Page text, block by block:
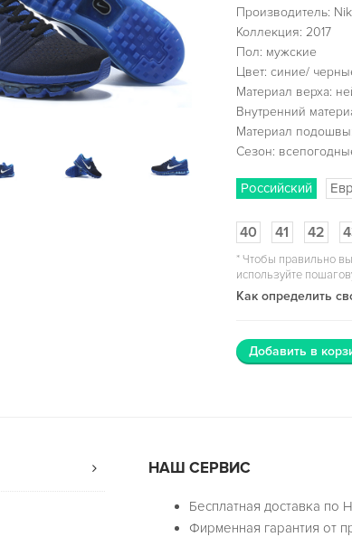
Производитель:
Коллекция: 2017
Пол: мужские
Цвет: синие/
Материал верха:
Внутренний
Материал
Сезон:
Российский
40 41 42
*Чтобы правильно
используйте
Как определить
Добавить в
НАШ СЕРВИС
Бесплатная доставка по
Фирменная гарантия от